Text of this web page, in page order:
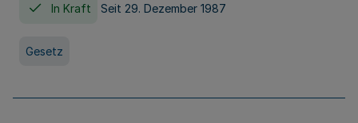
In Kraft Seit 29. Dezember 1987
Gesetz